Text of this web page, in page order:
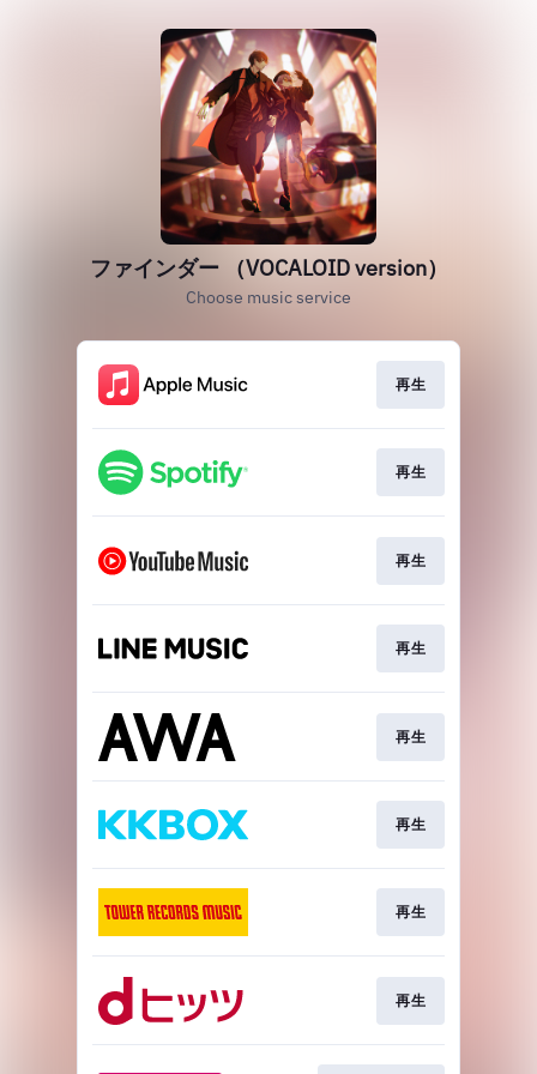
ファインダー （VOCALOID version）
Choose music service
再生
再生
再生
再生
再生
再生
再生
再生